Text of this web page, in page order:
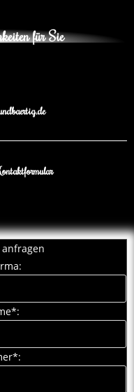
für Sie